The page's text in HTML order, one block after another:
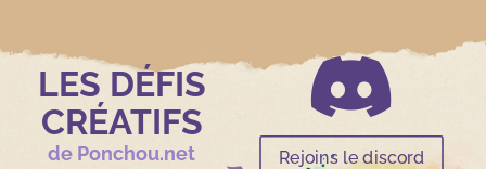
LES DÉFIS
CRÉATIFS
de Ponchou.net

Rejoins le discord